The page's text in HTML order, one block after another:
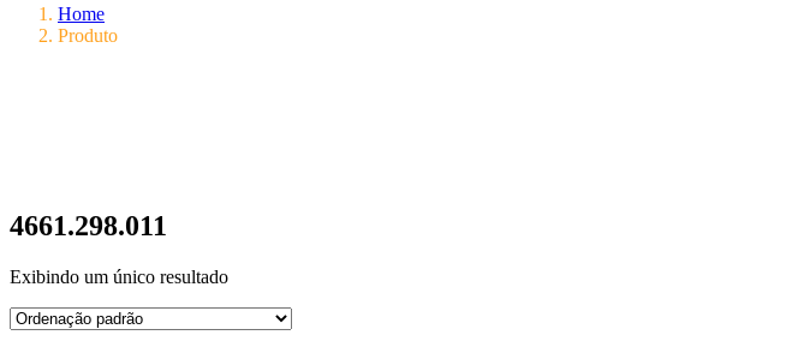
Home
Produto
4661.298.011
Exibindo um único resultado